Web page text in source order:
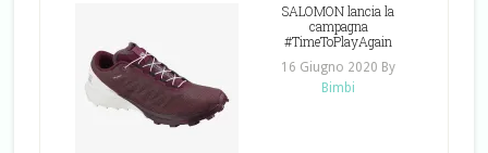
SALOMON lancia la
campagna
#TimeToPlayAgain
16 Giugno 2020 By
Bimbi